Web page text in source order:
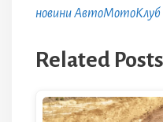
новини АвтоМотоКлуб
Related